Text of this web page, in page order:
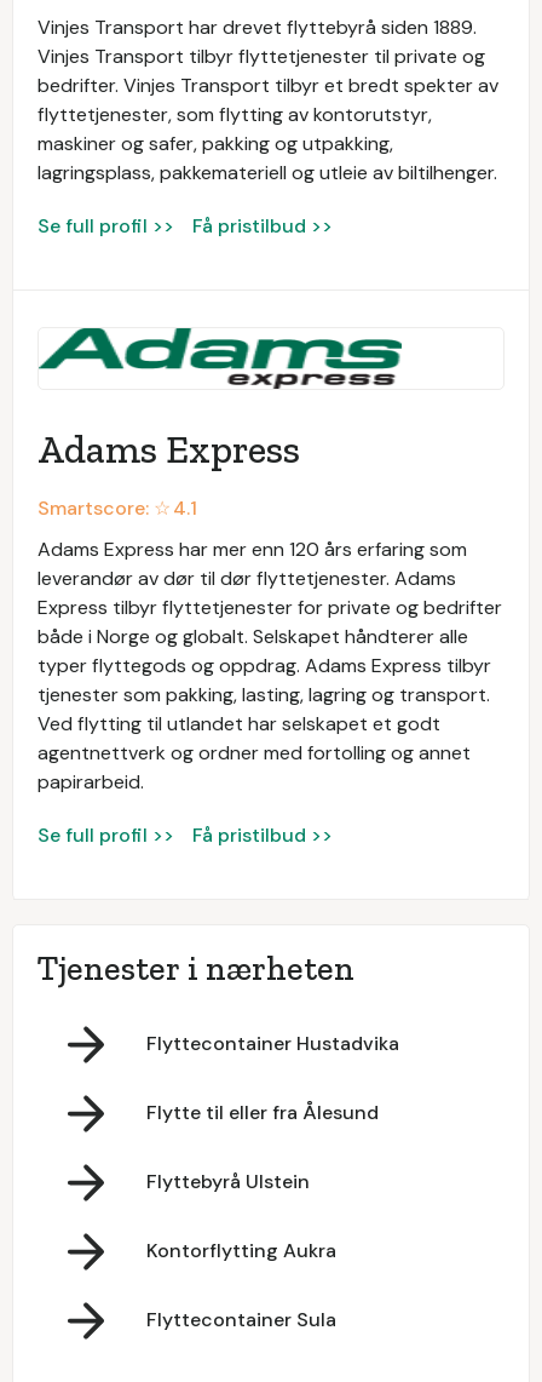
Vinjes Transport har drevet flyttebyrå siden 1889.
Vinjes Transport tilbyr flyttetjenester til private og
bedrifter. Vinjes Transport tilbyr et bredt spekter av
flyttetjenester, som flytting av kontorutstyr,
maskiner og safer, pakking og utpakking,
lagringsplass, pakkemateriell og utleie av biltilhenger.
Se full profil >> Få pristilbud >>
Adams Express
Smartscore: ☆4.1
Adams Express har mer enn 120 års erfaring som
leverandør av dør til dør flyttetjenester. Adams
Express tilbyr flyttetjenester for private og bedrifter
både i Norge og globalt. Selskapet håndterer alle
typer flyttegods og oppdrag. Adams Express tilbyr
tjenester som pakking, lasting, lagring og transport.
Ved flytting til utlandet har selskapet et godt
agentnettverk og ordner med fortolling og annet
papirarbeid.
Se full profil >> Få pristilbud >>
Tjenester i nærheten
Flyttecontainer Hustadvika
Flytte til eller fra Ålesund
Flyttebyrå Ulstein
Kontorflytting Aukra
Flyttecontainer Sula